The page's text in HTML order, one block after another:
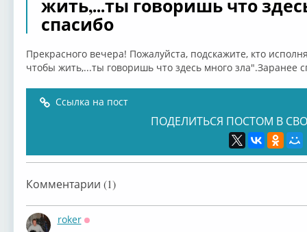
жить,...ты говоришь что
спасибо
Прекрасного вечера! Пожалуйста, подскажите, кто
чтобы жить,...ты говоришь что здесь много зла".Заранее
Ссылка на пост
ПОДЕЛИТЬСЯ ПОСТОМ В
Комментарии (1)
roker